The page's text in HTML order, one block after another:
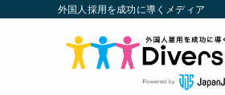
外国人採用を成功に導くメディア